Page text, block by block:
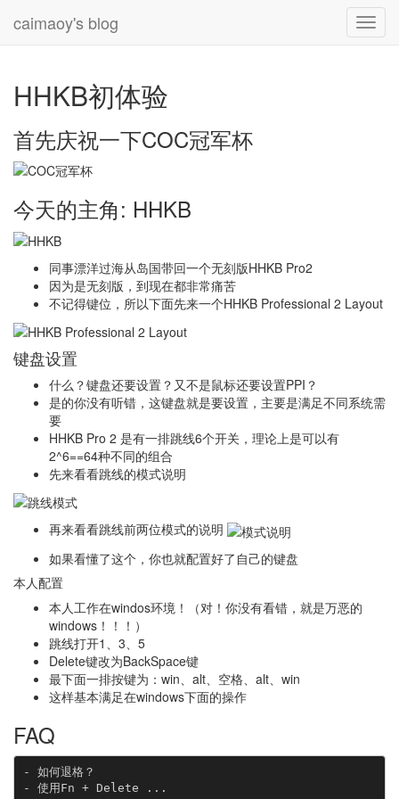
caimaoy's blog
HHKB初体验
首先庆祝一下COC冠军杯
今天的主角: HHKB
同事漂洋过海从岛国带回一个无刻版HHKB Pro2
因为是无刻版，到现在都非常痛苦
不记得键位，所以下面先来一个HHKB Professional 2 Layout
键盘设置
什么？键盘还要设置？又不是鼠标还要设置PPI？
是的你没有听错，这键盘就是要设置，主要是满足不同系统需
要
HHKB Pro 2 是有一排跳线6个开关，理论上是可以有
2^6==64种不同的组合
先来看看跳线的模式说明
再来看看跳线前两位模式的说明
如果看懂了这个，你也就配置好了自己的键盘
本人配置
本人工作在windos环境！（对！你没有看错，就是万恶的
windows！！！）
跳线打开1、3、5
Delete键改为BackSpace键
最下面一排按键为：win、alt、空格、alt、win
这样基本满足在windows下面的操作
FAQ
- 如何退格？
- 使用Fn + Delete ...